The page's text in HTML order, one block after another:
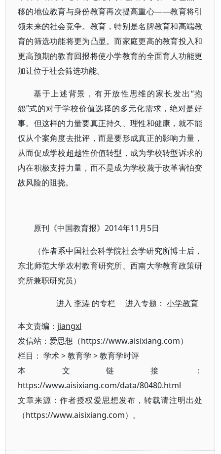
移的地位教育与身份教育再次提高重心——教育将引
领未来的社会竞争。教育，特别是名牌教育和高端教
育的筛选功能将更为凸显。而家庭更高的教育投入和
更高预期的教育回报将使小学教育的全面育人功能更
加让位于社会筛选功能。
基于上述背景，有开放性思维的家长发出“抱
怨”式的对于学校价值选择的多元化需求，绝对是好
事。但这样的力量要真正持久、理性和健康，就不能
仅从个案角度去批评，而是要形成真正的影响力量，
从而促成学校超越性价值转型，成为学校转型诉求的
内在积极支持力量，而不是成为学校蔑于改革害怕变
故风险的阻挠。
原刊《中国教育报》2014年11月5日
（作者系中国社会科学院社会学研究所博士后，
东北师范大学农村教育研究所、西南大学教育政策研
究所兼职研究员）
进入李涛 的专栏 进入专题：小学教育
本文责编： jiangxl
发信站：爱思想（https://www.aisixiang.com）
栏目： 学术>教育学 >教育学时评
本文链接：
https://www.aisixiang.com/data/80480.html
文章来源：作者授权爱思想发布，转载请注明出处
（https://www.aisixiang.com）。